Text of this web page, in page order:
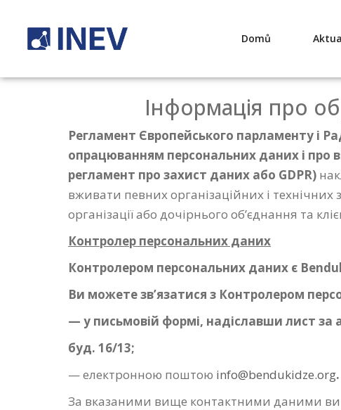
Domů
Інформація про
Регламент Європейського парламенту і
опрацюванням персональних даних і про
регламент про захист даних або GDPR)
вживати певних організаційних і технічних
організації або дочірнього об’єднання та
Контролер персональних даних
Контролером персональних даних є
Ви можете зв’язатися з Контролером
— у письмовій формі, надіславши лист
буд. 16/13;
— електронною поштою info@bendukidze.org.
За вказаними вище контактними даними ви